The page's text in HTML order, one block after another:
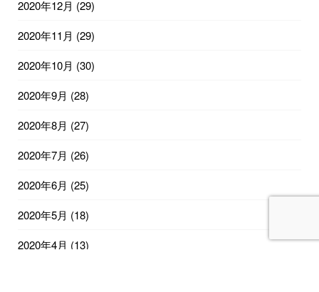
2020年12月 (29)
2020年11月 (29)
2020年10月 (30)
2020年9月 (28)
2020年8月 (27)
2020年7月 (26)
2020年6月 (25)
2020年5月 (18)
2020年4月 (13)